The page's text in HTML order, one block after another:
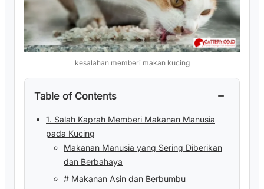
kesalahan memberi makan kucing
Table of Contents −
1. Salah Kaprah Memberi Makanan Manusia
pada Kucing
Makanan Manusia yang Sering Diberikan
dan Berbahaya
# Makanan Asin dan Berbumbu